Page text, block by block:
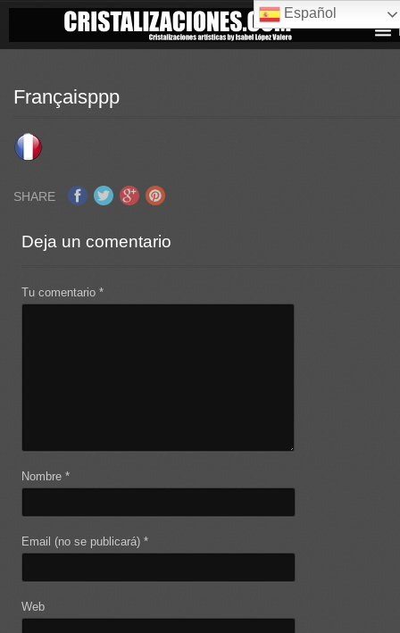
Françaisppp
SHARE
Deja un comentario
Tu comentario*
Nombre*
Email (no se publicará)*
Web
Español